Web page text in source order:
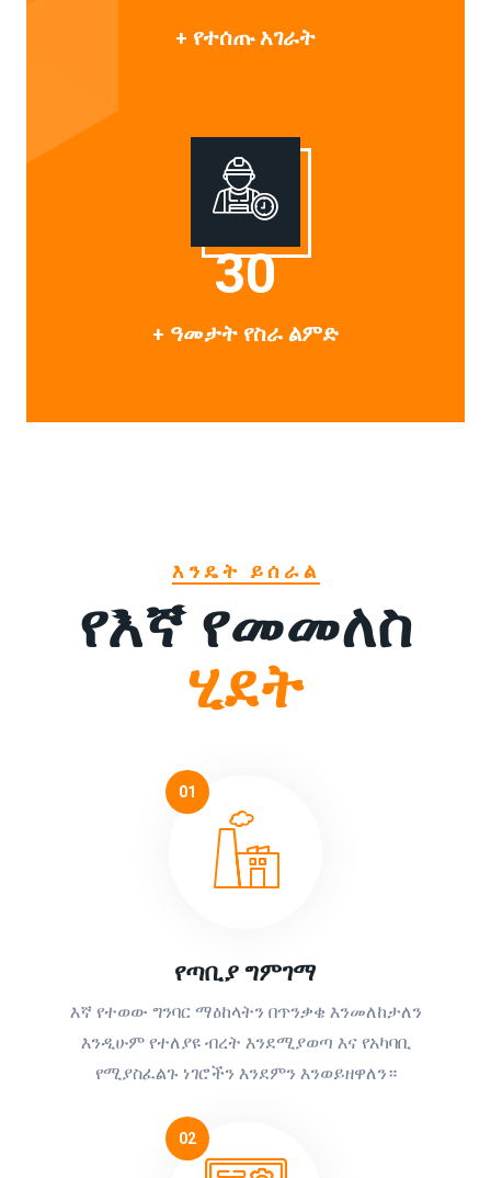
+ የተሰጡ አገራት
30
+ ዓመታት የስራ ልምድ
እንዴት ይሰራል
የእኛ የመመለስ
ሂደት
01
የጣቢያ ግምገማ
እኛ የተወው ግንባር ማዕከላትን በጥንቃቄ እንመለከታለን
እንዲሁም የተለያዩ ብረት እንደሚያወጣ እና የአካባቢ
የሚያስፈልጉ ነገሮችን እንደምን እንወይዘዋለን።
02